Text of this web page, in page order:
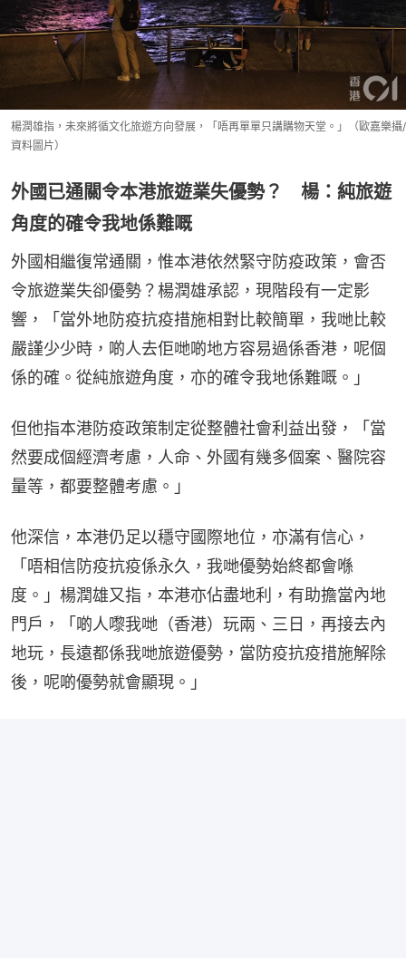
楊潤雄指，未來將循文化旅遊方向發展，「唔再單單只講購物天堂。」（歐嘉樂攝/
資料圖片）
外國已通關令本港旅遊業失優勢？ 楊：純旅遊
角度的確令我地係難嘅
外國相繼復常通關，惟本港依然緊守防疫政策，會否
令旅遊業失卻優勢？楊潤雄承認，現階段有一定影
響，「當外地防疫抗疫措施相對比較簡單，我哋比較
嚴謹少少時，啲人去佢哋啲地方容易過係香港，呢個
係的確。從純旅遊角度，亦的確令我地係難嘅。」
但他指本港防疫政策制定從整體社會利益出發，「當
然要成個經濟考慮，人命、外國有幾多個案、醫院容
量等，都要整體考慮。」
他深信，本港仍足以穩守國際地位，亦滿有信心，
「唔相信防疫抗疫係永久，我哋優勢始終都會喺
度。」楊潤雄又指，本港亦佔盡地利，有助擔當內地
門戶，「啲人嚟我哋（香港）玩兩、三日，再接去內
地玩，長遠都係我哋旅遊優勢，當防疫抗疫措施解除
後，呢啲優勢就會顯現。」